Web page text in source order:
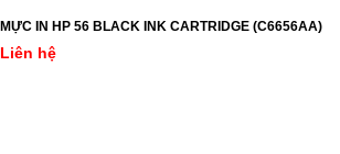
MỰC IN HP 56 BLACK INK CARTRIDGE (C6656AA)
Liên hệ